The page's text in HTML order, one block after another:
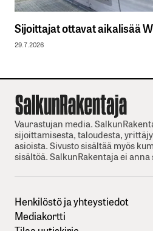
Sijoittajat ottavat aikalisää
29.7.2026
Vaurastujan media.
sijoittamisesta, taloudesta,
asioista. Sivusto sisältää myös
sisältöä. SalkunRakentaja ei
Henkilöstö ja yhteystiedot
Mediakortti